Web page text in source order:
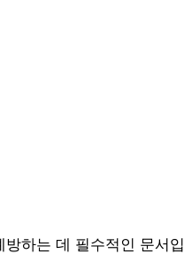
하는 데 필수적인 문서입